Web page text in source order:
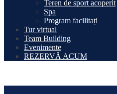
Teren de sport acoperit
Spa
Program facilitați
Tur virtual
Team Building
Evenimente
REZERVĂ ACUM